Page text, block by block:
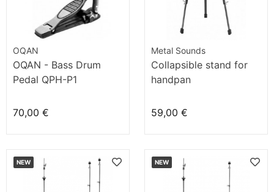
OQAN
OQAN - Bass Drum
Pedal QPH-P1
70,00 €
Metal Sounds
Collapsible stand for
handpan
59,00 €
NEW NEW